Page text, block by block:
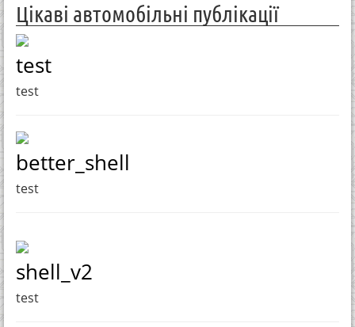
Цікаві автомобільні публікації
test
test
better_shell
test
shell_v2
test